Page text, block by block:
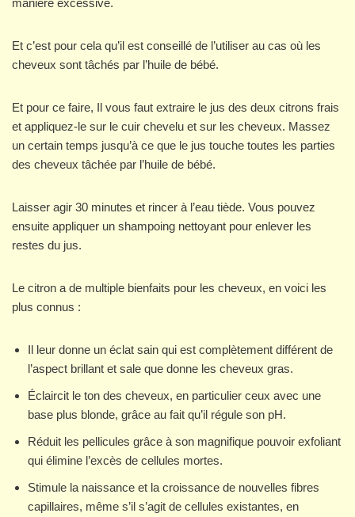
Et c’est pour cela qu’il est conseillé de l’utiliser au cas où les
cheveux sont tâchés par l’huile de bébé.
Et pour ce faire, Il vous faut extraire le jus des deux citrons frais
et appliquez-le sur le cuir chevelu et sur les cheveux. Massez
un certain temps jusqu’à ce que le jus touche toutes les parties
des cheveux tâchée par l’huile de bébé.
Laisser agir 30 minutes et rincer à l’eau tiède. Vous pouvez
ensuite appliquer un shampoing nettoyant pour enlever les
restes du jus.
Le citron a de multiple bienfaits pour les cheveux, en voici les
plus connus :
Il leur donne un éclat sain qui est complètement différent de
l’aspect brillant et sale que donne les cheveux gras.
Éclaircit le ton des cheveux, en particulier ceux avec une
base plus blonde, grâce au fait qu’il régule son pH.
Réduit les pellicules grâce à son magnifique pouvoir exfoliant
qui élimine l’excès de cellules mortes.
Stimule la naissance et la croissance de nouvelles fibres
capillaires, même s’il s’agit de cellules existantes, en